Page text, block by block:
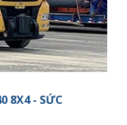
8X4 - SỨC